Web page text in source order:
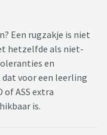
Een rugzakje is niet
hetzelfde als niet-
en
voor een leerling
of ASS extra
is.